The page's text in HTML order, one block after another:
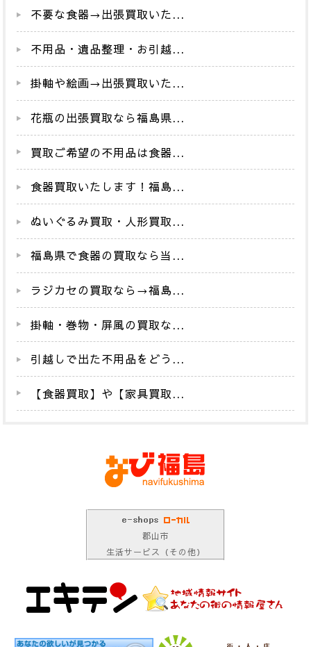
不要な食器→出張買取いた...
不用品・遺品整理・お引越...
掛軸や絵画→出張買取いた...
花瓶の出張買取なら福島県...
買取ご希望の不用品は食器...
食器買取いたします！福島...
ぬいぐるみ買取・人形買取...
福島県で食器の買取なら当...
ラジカセの買取なら→福島...
掛軸・巻物・屏風の買取な...
引越しで出た不用品をどう...
【食器買取】や【家具買取...
郡山市
生活サービス（その他）